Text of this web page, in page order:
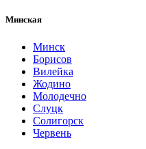
Минская
Минск
Борисов
Вилейка
Жодино
Молодечно
Слуцк
Солигорск
Червень